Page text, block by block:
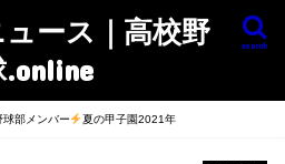
ース｜高校野
.online
search
球部メンバー 夏の甲子園2021年